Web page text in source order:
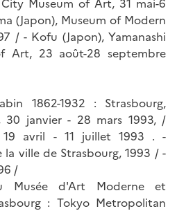
(Japon), Museum of Modern
/ - Kofu (Japon), Yamanashi
Art, 23 août-28 septembre
1862-1932 : Strasbourg,
30 janvier - 28 mars 1993, /
19 avril - 11 juillet 1993 . -
la ville de Strasbourg, 1993 / -
/
Musée d'Art Moderne et
: Tokyo Metropolitan